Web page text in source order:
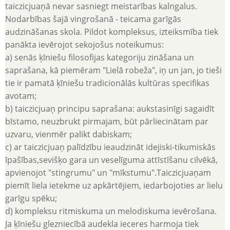
taiczicjuaņā nevar sasniegt meistarības kalngalus.
Nodarbības šajā vingrošanā - teicama garīgās
audzināšanas skola. Pildot kompleksus, izteiksmība tiek
panākta ievērojot sekojošus noteikumus:
a) senās ķīniešu filosofijas kategoriju zināšana un
saprašana, kā piemēram "Lielā robeža", iņ un jan, jo tieši
tie ir pamatā ķīniešu tradicionālās kultūras specifikas
avotam;
b) taiczicjuaņ principu saprašana: aukstasinīgi sagaidīt
bīstamo, neuzbrukt pirmajam, būt pārliecinātam par
uzvaru, vienmēr palikt dabiskam;
c) ar taiczicjuaņ palīdzību ieaudzināt idejiski-tikumiskās
īpašības,sevišķo gara un veselīguma attīstīšanu cilvēkā,
apvienojot "stingrumu" un "mīkstumu".Taiczicjuaņam
piemīt liela ietekme uz apkārtējiem, iedarbojoties ar lielu
garīgu spēku;
d) kompleksu ritmiskuma un melodiskuma ievērošana.
Ja ķīniešu glezniecībā audekla ieceres harmoja tiek